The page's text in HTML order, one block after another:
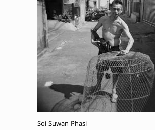
Soi Suwan Phasi